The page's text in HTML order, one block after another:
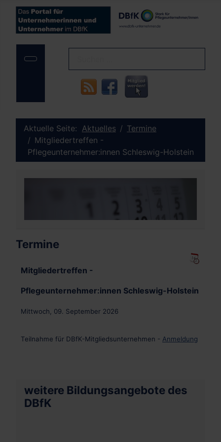
Aktuelle Seite: Aktuelles
Termine
Mitgliedertreffen -
Pflegeunternehmer:innen Schleswig-Holstein
Termine
Mitgliedertreffen -
Pflegeunternehmer:innen Schleswig-Holstein
Mittwoch, 09. September 2026
Teilnahme für DBfK-Mitgliedsunternehmen - Anmeldung
weitere Bildungsangebote des
DBfK